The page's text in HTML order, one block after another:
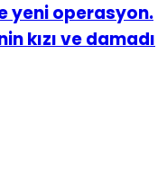
yeni operasyon.
kızı ve damadı